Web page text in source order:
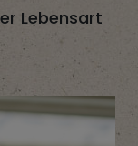
Lebensart